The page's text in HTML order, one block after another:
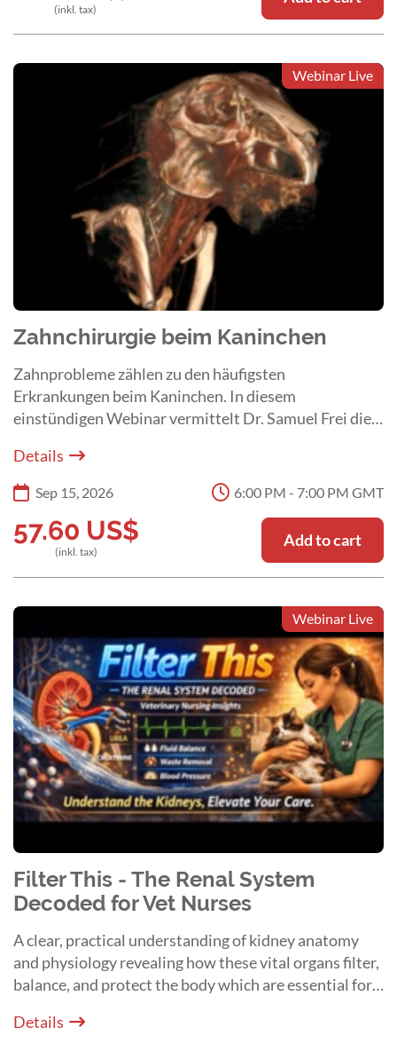
(inkl. tax)
Webinar Live
Zahnchirurgie beim Kaninchen
Zahnprobleme zählen zu den häufigsten
Erkrankungen beim Kaninchen. In diesem
einstündigen Webinar vermittelt Dr. Samuel Frei die
Indikationen.
Details
Sep 15, 2026 6:00 PM - 7:00 PM GMT
57.60 US$
(inkl. tax)
Add to cart
Webinar Live
Filter This - The Renal System
Decoded for Vet Nurses
A clear, practical understanding of kidney anatomy
and physiology revealing how these vital organs filter,
balance, and protect the body which are essential for
Details